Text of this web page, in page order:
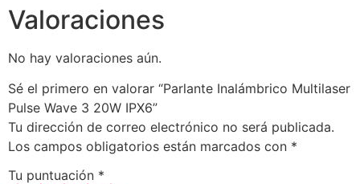
Valoraciones
No hay valoraciones aún.
Sé el primero en valorar “Parlante Inalámbrico Multilaser
Pulse Wave 3 20W IPX6”
Tu dirección de correo electrónico no será publicada.
Los campos obligatorios están marcados con *
Tu puntuación *